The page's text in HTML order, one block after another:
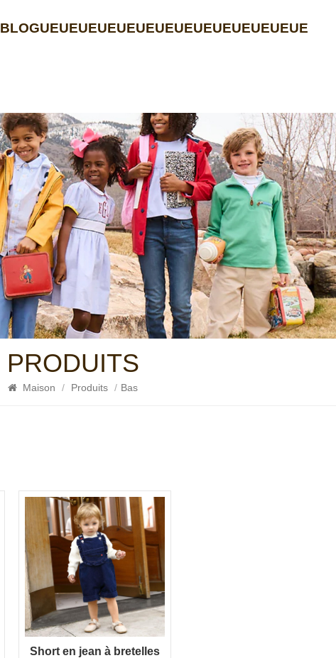
BLOGUEUEUEUEUEUEUEUEUEUEUEUEUEUE
PRODUITS
Maison / Produits / Bas
Short en jean à bretelles